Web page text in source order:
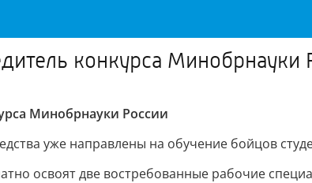
конкурса Минобрнауки
Минобрнауки России
уже направлены на обучение бойцов
освоят две востребованные рабочие